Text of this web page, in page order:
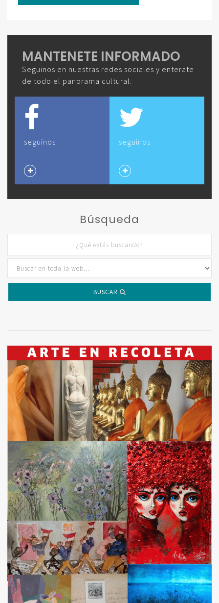
MANTENETE INFORMADO
Seguinos en nuestras redes sociales y enterate
de todo el panorama cultural.
seguinos seguinos
Búsqueda
BUSCAR